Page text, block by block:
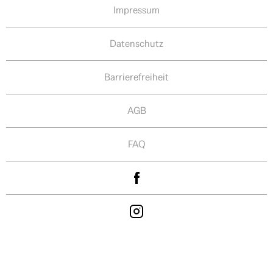
Impressum
Datenschutz
Barrierefreiheit
AGB
FAQ